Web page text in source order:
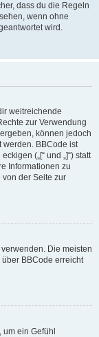
dass du die Regeln
wenn ohne
wird.
weitreichende
zur Verwendung
können jedoch
werden. BBCode ist
(„[“ und „]“) statt
Informationen zu
der Seite zur
Die meisten
BBCode erreicht
ein Gefühl